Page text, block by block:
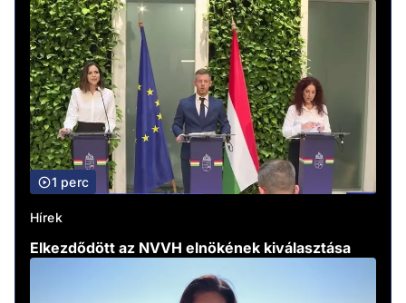
1 perc
Hírek
Elkezdődött az NVVH elnökének kiválasztása